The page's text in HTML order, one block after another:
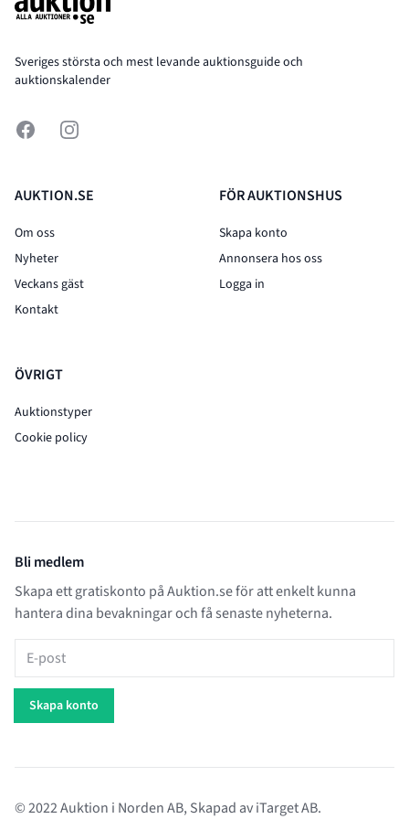
Sveriges största och mest levande auktionsguide och
auktionskalender
FacebookInstagram
AUKTION.SE
Om oss
Nyheter
Veckans gäst
Kontakt
ÖVRIGT
Auktionstyper
Cookie policy
FÖR AUKTIONSHUS
Skapa konto
Annonsera hos oss
Logga in
Bli medlem
Skapa ett gratiskonto på Auktion.se för att enkelt kunna
hantera dina bevakningar och få senaste nyheterna.
E-post
Skapa konto
© 2022 Auktion i Norden AB, Skapad aviTarget AB.